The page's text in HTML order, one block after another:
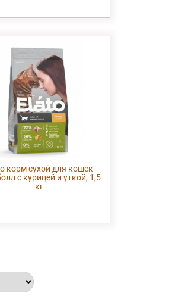
корм сухой для кошек
с курицей и уткой, 1,5
кг